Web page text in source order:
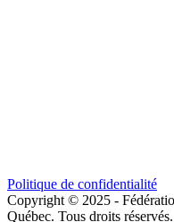
Politique de confidentialité
Copyright © 2025 -
Québec. Tous droits réservés.